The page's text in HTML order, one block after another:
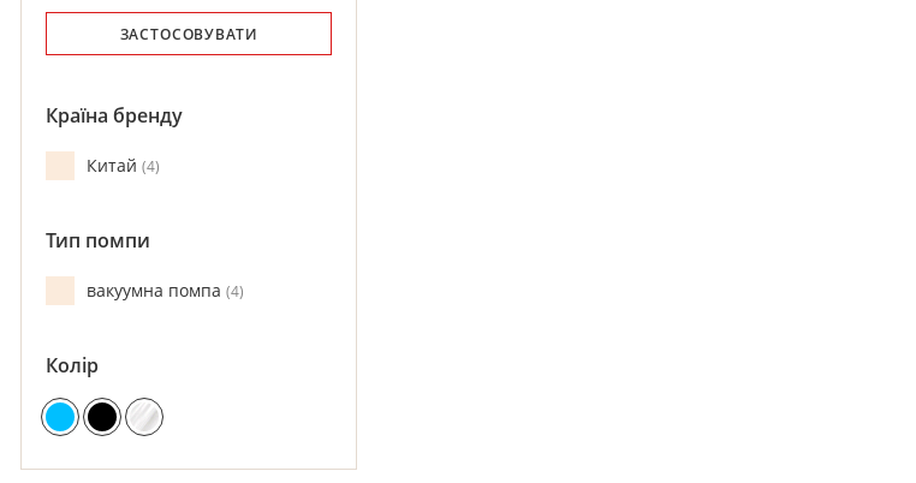
ЗАСТОСОВУВАТИ
Країна бренду
Китай 4
Тип помпи
вакуумна помпа 4
Колір